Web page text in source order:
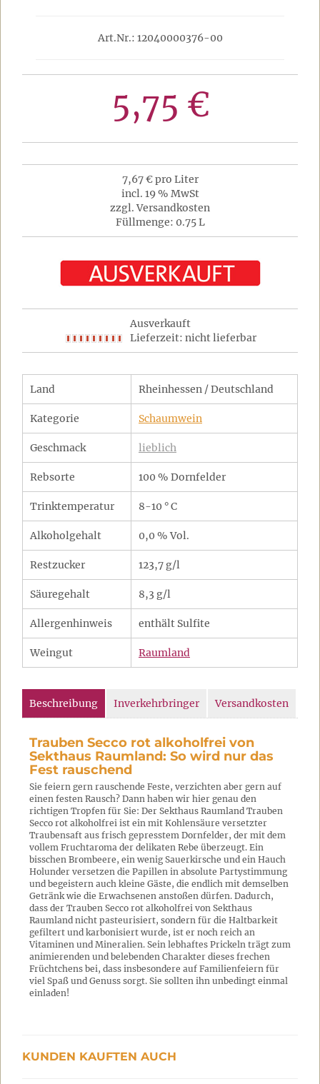
Art.Nr.: 12040000376-00
5,75 €
7,67 € pro Liter
incl. 19 % MwSt
zzgl. Versandkosten
Füllmenge: 0.75 L
Ausverkauft
Lieferzeit: nicht lieferbar
Land Rheinhessen / Deutschland
Kategorie Schaumwein
Geschmack lieblich
Rebsorte 100 % Dornfelder
Trinktemperatur 8-10 ° C
Alkoholgehalt 0,0 % Vol.
Restzucker 123,7 g/l
Säuregehalt 8,3 g/l
Allergenhinweis enthält Sulfite
Weingut Raumland
Beschreibung Inverkehrbringer Versandkosten
Trauben Secco rot alkoholfrei von
Sekthaus Raumland: So wird nur das
Fest rauschend
Sie feiern gern rauschende Feste, verzichten aber gern auf
einen festen Rausch? Dann haben wir hier genau den
richtigen Tropfen für Sie: Der Sekthaus Raumland Trauben
Secco rot alkoholfrei ist ein mit Kohlensäure versetzter
Traubensaft aus frisch gepresstem Dornfelder, der mit dem
vollem Fruchtaroma der delikaten Rebe überzeugt. Ein
bisschen Brombeere, ein wenig Sauerkirsche und ein Hauch
Holunder versetzen die Papillen in absolute Partystimmung
und begeistern auch kleine Gäste, die endlich mit demselben
Getränk wie die Erwachsenen anstoßen dürfen. Dadurch,
dass der Trauben Secco rot alkoholfrei von Sekthaus
Raumland nicht pasteurisiert, sondern für die Haltbarkeit
gefiltert und karbonisiert wurde, ist er noch reich an
Vitaminen und Mineralien. Sein lebhaftes Prickeln trägt zum
animierenden und belebenden Charakter dieses frechen
Früchtchens bei, dass insbesondere auf Familienfeiern für
viel Spaß und Genuss sorgt. Sie sollten ihn unbedingt einmal
einladen!
KUNDEN KAUFTEN AUCH